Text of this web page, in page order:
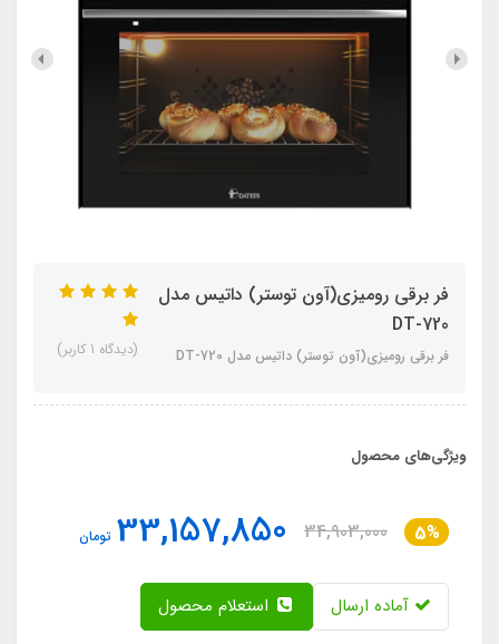
فر برقی رومیزی(آون توستر) داتیس مدل
DT-720
فر برقی رومیزی(آون توستر) داتیس مدل DT-720 (دیدگاه 1 کاربر)
ویژگی‌های محصول
5%
34,903,000
33,157,850 تومان
آماده ارسال